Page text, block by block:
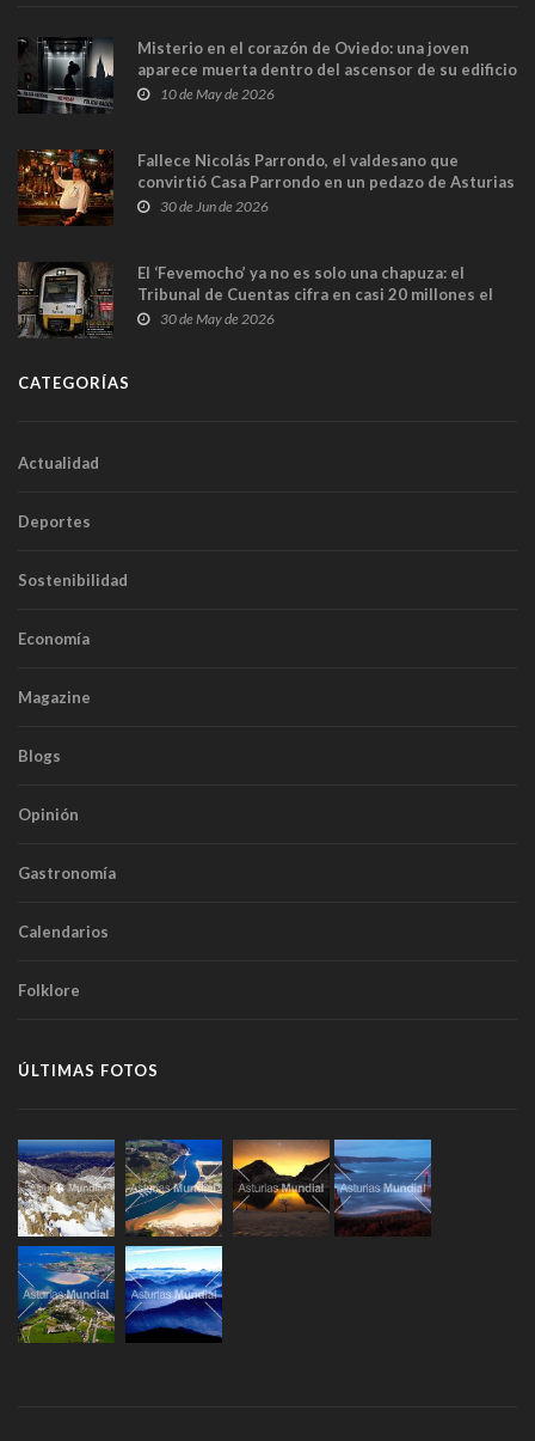
Misterio en el corazón de Oviedo: una joven
aparece muerta dentro del ascensor de su edificio
y las cámaras captan sus últimos minutos
10 de May de 2026
Fallece Nicolás Parrondo, el valdesano que
convirtió Casa Parrondo en un pedazo de Asturias
en Madrid
30 de Jun de 2026
El ‘Fevemocho’ ya no es solo una chapuza: el
Tribunal de Cuentas cifra en casi 20 millones el
sobrecoste de los trenes que no cabían por los
30 de May de 2026
CATEGORÍAS
Actualidad
Deportes
Sostenibilidad
Economía
Magazine
Blogs
Opinión
Gastronomía
Calendarios
Folklore
ÚLTIMAS FOTOS